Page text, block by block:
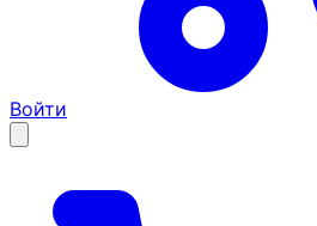
Войти